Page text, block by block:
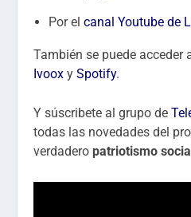
Por el canal Youtube de
También se puede acceder
Ivoox ySpotify.
Y súscribete al grupo de
todas las novedades del
verdaderopatriotismo social